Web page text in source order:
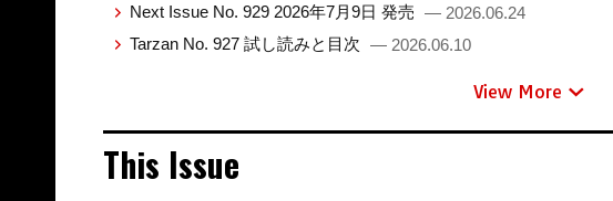
Next Issue No. 929 2026年7月9日 発売 — 2026.06.24
Tarzan No. 927 試し読みと目次 — 2026.06.10
View More
This Issue